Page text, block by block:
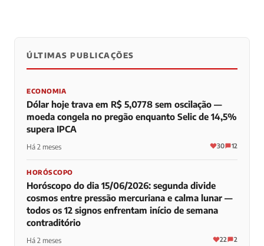
0 0 0
ÚLTIMAS PUBLICAÇÕES
ECONOMIA
Dólar hoje trava em R$ 5,0778 sem oscilação —
moeda congela no pregão enquanto Selic de 14,5%
supera IPCA
Há 2 meses 30 12
HORÓSCOPO
Horóscopo do dia 15/06/2026: segunda divide
cosmos entre pressão mercuriana e calma lunar —
todos os 12 signos enfrentam início de semana
contraditório
Há 2 meses 22 2